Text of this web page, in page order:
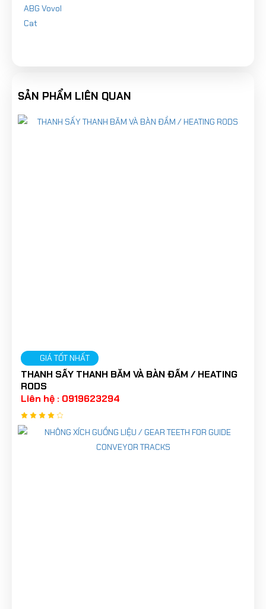
ABG Vovol
Cat
SẢN PHẨM LIÊN QUAN
GIÁ TỐT NHẤT
THANH SẤY THANH BĂM VÀ BÀN ĐẦM / HEATING
RODS
Liên hệ : 0919623294